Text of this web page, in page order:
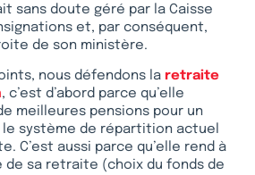
sans doute géré par la Caisse
et, par conséquent,
de son ministère.
nous défendons la retraite
, c’est d’abord parce qu’elle
meilleures pensions pour un
le système de répartition actuel
C’est aussi parce qu’elle rend à
de sa retraite (choix du fonds de